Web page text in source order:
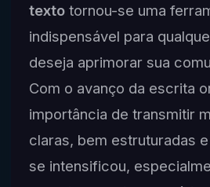
textotornou-se uma
indispensável para
deseja aprimorar sua
Com o avanço da escrita
importância de transmitir
claras, bem estruturadas
se intensificou,